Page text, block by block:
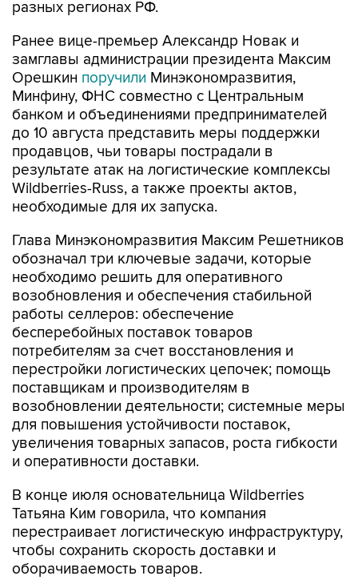
разных регионах РФ.
Ранее вице-премьер Александр Новак и
замглавы администрации президента Максим
Орешкин поручили Минэкономразвития,
Минфину, ФНС совместно с Центральным
банком и объединениями предпринимателей
до 10 августа представить меры поддержки
продавцов, чьи товары пострадали в
результате атак на логистические комплексы
Wildberries-Russ, а также проекты актов,
необходимые для их запуска.
Глава Минэкономразвития Максим Решетников
обозначал три ключевые задачи, которые
необходимо решить для оперативного
возобновления и обеспечения стабильной
работы селлеров: обеспечение
бесперебойных поставок товаров
потребителям за счет восстановления и
перестройки логистических цепочек; помощь
поставщикам и производителям в
возобновлении деятельности; системные меры
для повышения устойчивости поставок,
увеличения товарных запасов, роста гибкости
и оперативности доставки.
В конце июля основательница Wildberries
Татьяна Ким говорила, что компания
перестраивает логистическую инфраструктуру,
чтобы сохранить скорость доставки и
оборачиваемость товаров.